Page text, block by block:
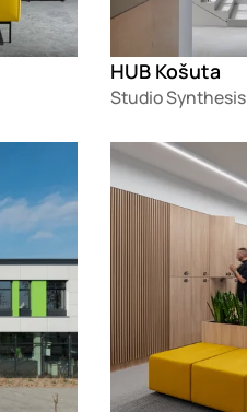
HUB Košuta
Studio Synthesis
Loading